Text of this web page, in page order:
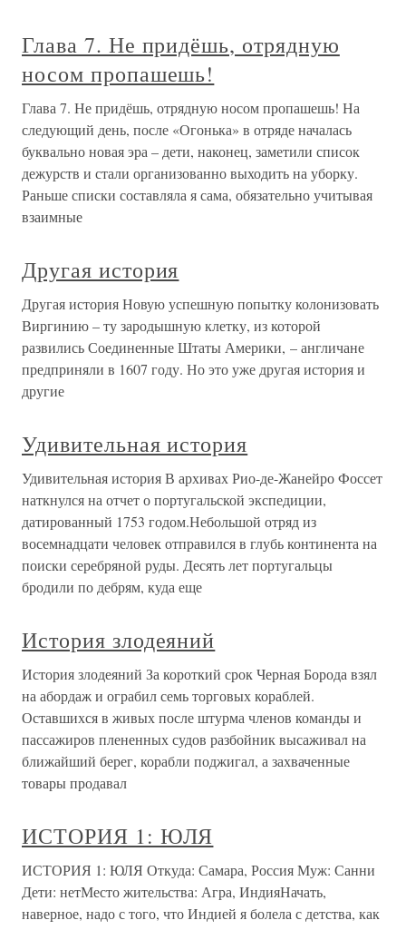
Глава 7. Не придёшь, отрядную
носом пропашешь!
Глава 7. Не придёшь, отрядную носом пропашешь! На
следующий день, после «Огонька» в отряде началась
буквально новая эра – дети, наконец, заметили список
дежурств и стали организованно выходить на уборку.
Раньше списки составляла я сама, обязательно учитывая
взаимные
Другая история
Другая история Новую успешную попытку колонизовать
Виргинию – ту зародышную клетку, из которой
развились Соединенные Штаты Америки, – англичане
предприняли в 1607 году. Но это уже другая история и
другие
Удивительная история
Удивительная история В архивах Рио-де-Жанейро Фоссет
наткнулся на отчет о португальской экспедиции,
датированный 1753 годом.Небольшой отряд из
восемнадцати человек отправился в глубь континента на
поиски серебряной руды. Десять лет португальцы
бродили по дебрям, куда еще
История злодеяний
История злодеяний За короткий срок Черная Борода взял
на абордаж и ограбил семь торговых кораблей.
Оставшихся в живых после штурма членов команды и
пассажиров плененных судов разбойник высаживал на
ближайший берег, корабли поджигал, а захваченные
товары продавал
ИСТОРИЯ 1: ЮЛЯ
ИСТОРИЯ 1: ЮЛЯ Откуда: Самара, Россия Муж: Санни
Дети: нетМесто жительства: Агра, ИндияНачать,
наверное, надо с того, что Индией я болела с детства, как